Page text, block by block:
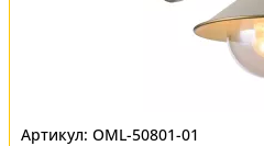
OML-50801-01